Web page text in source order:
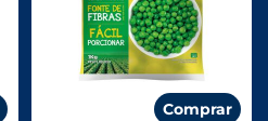
Comprar